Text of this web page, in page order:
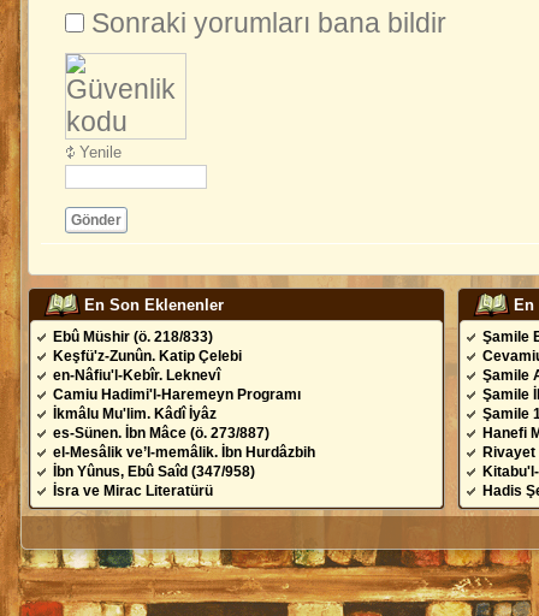
Sonraki yorumları bana bildir
Yenile
Gönder
En Son Eklenenler
Ebû Müshir (ö. 218/833)
Keşfü'z-Zunûn. Katip Çelebi
en-Nâfiu'l-Kebîr. Leknevî
Camiu Hadimi'l-Haremeyn Programı
İkmâlu Mu'lim. Kâdî İyâz
es-Sünen. İbn Mâce (ö. 273/887)
el-Mesâlik ve’l-memâlik. İbn Hurdâzbih
İbn Yûnus, Ebû Saîd (347/958)
İsra ve Mirac Literatürü
Şamile
Şamile
Şamile
Şamile
Hanefi
Hadis